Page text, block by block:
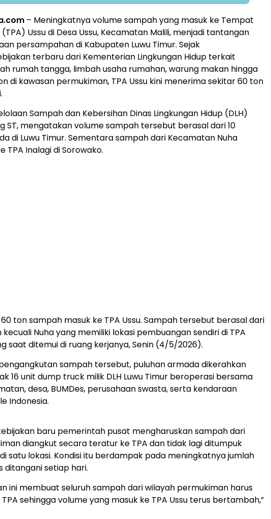
– Meningkatnya volume sampah yang masuk ke Tempat
Ussu di Desa Ussu, Kecamatan Malili, menjadi tantangan
persampahan di Kabupaten Luwu Timur. Sejak
terbaru dari Kementerian Lingkungan Hidup terkait
rumah tangga, limbah usaha rumahan, warung makan hingga
di kawasan permukiman, TPA Ussu kini menerima sekitar 60 ton
Sampah dan Kebersihan Dinas Lingkungan Hidup (DLH)
ST, mengatakan volume sampah tersebut berasal dari 10
di Luwu Timur. Sementara sampah dari Kecamatan Nuha
TPA Inalagi di Sorowako.
ton sampah masuk ke TPA Ussu. Sampah tersebut berasal dari
Nuha yang memiliki lokasi pembuangan sendiri di TPA
saat ditemui di ruang kerjanya, Senin (4/5/2026).
sampah tersebut, puluhan armada dikerahkan
16 unit dump truck milik DLH Luwu Timur beroperasi bersama
desa, BUMDes, perusahaan swasta, serta kendaraan
Indonesia.
baru pemerintah pusat mengharuskan sampah dari
diangkut secara teratur ke TPA dan tidak lagi ditumpuk
satu lokasi. Kondisi itu berdampak pada meningkatnya jumlah
ditangani setiap hari.
ini membuat seluruh sampah dari wilayah permukiman harus
sehingga volume yang masuk ke TPA Ussu terus bertambah,”